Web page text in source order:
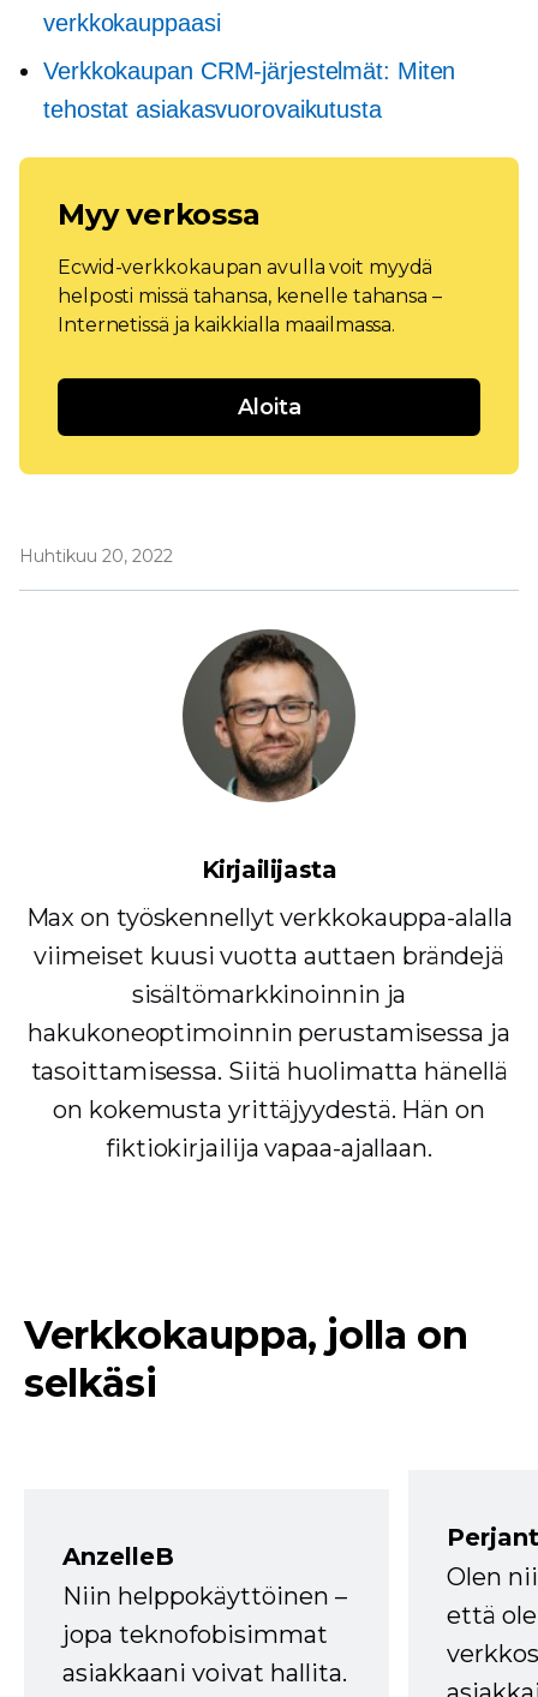
verkkokauppaasi
Verkkokaupan CRM-järjestelmät: Miten
tehostat asiakasvuorovaikutusta
Myy verkossa
Ecwid-verkkokaupan avulla voit myydä
helposti missä tahansa, kenelle tahansa –
Internetissä ja kaikkialla maailmassa.
Aloita
Huhtikuu 20, 2022
Kirjailijasta
Max on työskennellyt verkkokauppa-alalla
viimeiset kuusi vuotta auttaen brändejä
sisältömarkkinoinnin ja
hakukoneoptimoinnin perustamisessa ja
tasoittamisessa. Siitä huolimatta hänellä
on kokemusta yrittäjyydestä. Hän on
fiktiokirjailija vapaa-ajallaan.
Verkkokauppa, jolla on
selkäsi
AnzelleB
Niin helppokäyttöinen –
jopa teknofobisimmat
asiakkaani voivat hallita.
Olen
että